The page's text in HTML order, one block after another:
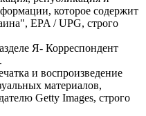
которое содержит
EPA / UPG, строго
Я- Корреспондент
и воспроизведение
материалов,
Getty Images, строго